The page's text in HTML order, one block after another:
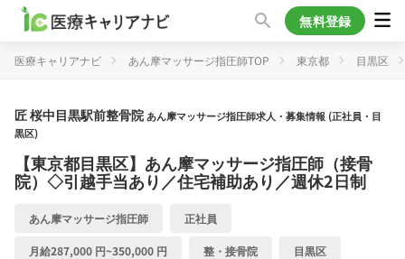
無料登録
医療キャリアナビ あん摩マッサージ指圧師TOP 東京都 目黒区
匠 桜中目黒駅前整骨院 あん摩マッサージ指圧師求人・募集情報 (正社員・目
黒区)
【東京都目黒区】あん摩マッサージ指圧師（接骨
院）◇引越手当あり／住宅補助あり／週休2日制
あん摩マッサージ指圧師 正社員
月給287,000 円~350,000 円 整・接骨院 目黒区